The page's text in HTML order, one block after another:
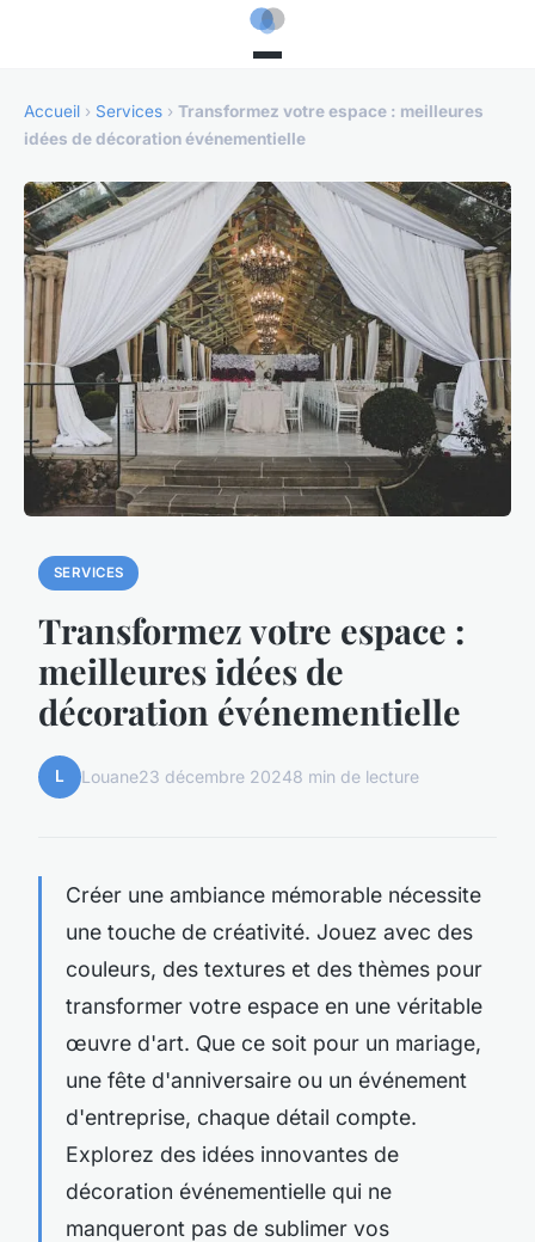
Accueil › Services › Transformez votre espace : meilleures
idées de décoration événementielle
SERVICES
Transformez votre espace :
meilleures idées de
décoration événementielle
L Louane23 décembre 20248 min de lecture
Créer une ambiance mémorable nécessite
une touche de créativité. Jouez avec des
couleurs, des textures et des thèmes pour
transformer votre espace en une véritable
œuvre d'art. Que ce soit pour un mariage,
une fête d'anniversaire ou un événement
d'entreprise, chaque détail compte.
Explorez des idées innovantes de
décoration événementielle qui ne
manqueront pas de sublimer vos